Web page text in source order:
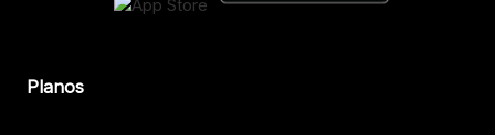
Planos